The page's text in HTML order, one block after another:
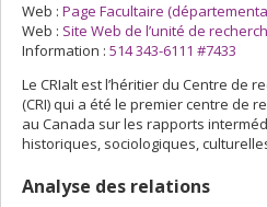
Web : Page Facultaire
Web : Site Web de l’unité de
Information : 514 343-6111 #7433
Le CRIalt est l’héritier du Centre de
(CRI) qui a été le premier centre de
au Canada sur les rapports
historiques, sociologiques,
Analyse des relations